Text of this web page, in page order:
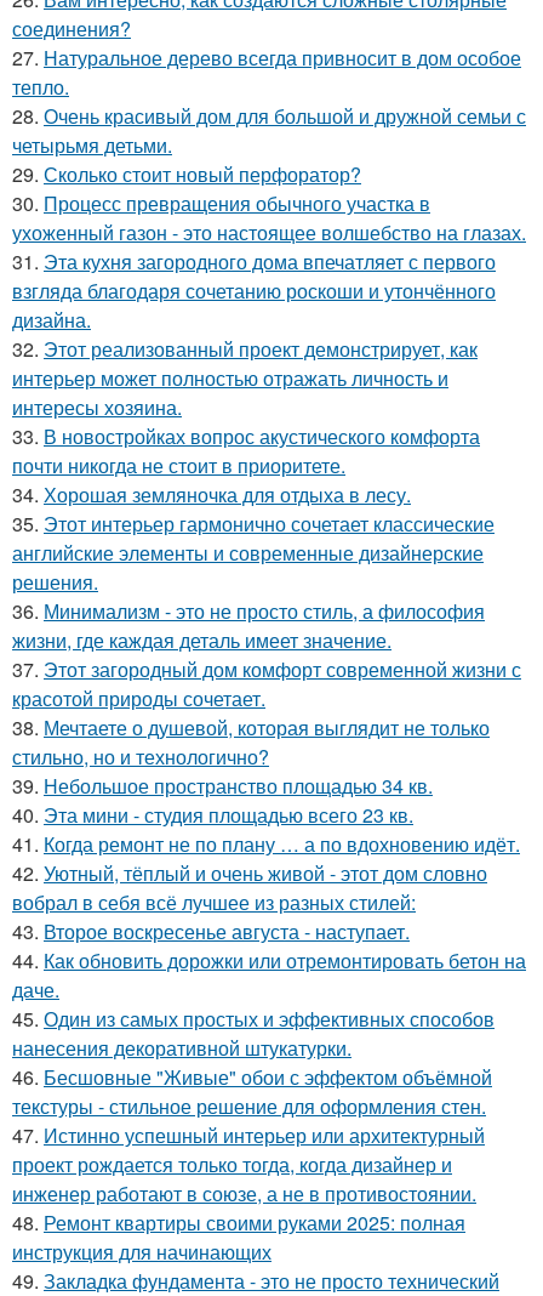
соединения?
27. Натуральное дерево всегда привносит в дом особое
тепло.
28. Очень красивый дом для большой и дружной семьи с
четырьмя детьми.
29. Сколько стоит новый перфоратор?
30. Процесс превращения обычного участка в
ухоженный газон - это настоящее волшебство на глазах.
31. Эта кухня загородного дома впечатляет с первого
взгляда благодаря сочетанию роскоши и утончённого
дизайна.
32. Этот реализованный проект демонстрирует, как
интерьер может полностью отражать личность и
интересы хозяина.
33. В новостройках вопрос акустического комфорта
почти никогда не стоит в приоритете.
34. Хорошая земляночка для отдыха в лесу.
35. Этот интерьер гармонично сочетает классические
английские элементы и современные дизайнерские
решения.
36. Минимализм - это не просто стиль, а философия
жизни, где каждая деталь имеет значение.
37. Этот загородный дом комфорт современной жизни с
красотой природы сочетает.
38. Мечтаете о душевой, которая выглядит не только
стильно, но и технологично?
39. Небольшое пространство площадью 34 кв.
40. Эта мини - студия площадью всего 23 кв.
41. Когда ремонт не по плану … а по вдохновению идёт.
42. Уютный, тёплый и очень живой - этот дом словно
вобрал в себя всё лучшее из разных стилей:
43. Второе воскресенье августа - наступает.
44. Как обновить дорожки или отремонтировать бетон на
даче.
45. Один из самых простых и эффективных способов
нанесения декоративной штукатурки.
46. Бесшовные "Живые" обои с эффектом объёмной
текстуры - стильное решение для оформления стен.
47. Истинно успешный интерьер или архитектурный
проект рождается только тогда, когда дизайнер и
инженер работают в союзе, а не в противостоянии.
48. Ремонт квартиры своими руками 2025: полная
инструкция для начинающих
49. Закладка фундамента - это не просто технический